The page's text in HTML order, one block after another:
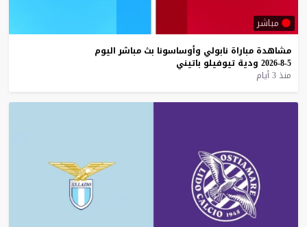
مباشر
مشاهدة مباراة نابولي وأوساسونا بث مباشر اليوم
5-8-2026
ودية تيوفيلو باتيني
منذ 3 أيام